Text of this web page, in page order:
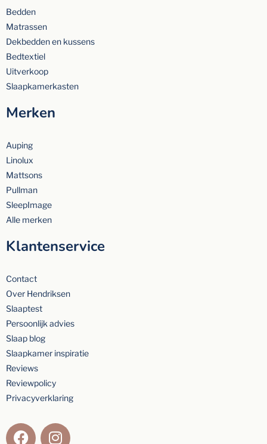
Bedden
Matrassen
Dekbedden en kussens
Bedtextiel
Uitverkoop
Slaapkamerkasten
Merken
Auping
Linolux
Mattsons
Pullman
SleepImage
Alle merken
Klantenservice
Contact
Over Hendriksen
Slaaptest
Persoonlijk advies
Slaap blog
Slaapkamer inspiratie
Reviews
Reviewpolicy
Privacyverklaring